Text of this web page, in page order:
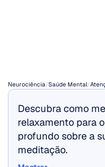
Neurociência/Saúde Mental/
Descubra como
relaxamento para
profundo sobre a
meditação.